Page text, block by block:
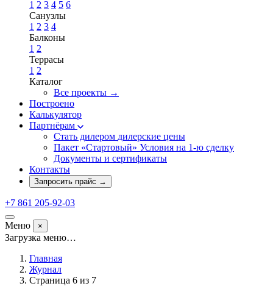
1 2 3 4 5 6
Санузлы
1 2 3 4
Балконы
1 2
Террасы
1 2
Каталог
Все проекты →
Построено
Калькулятор
Партнёрам
Стать дилером дилерские цены
Пакет «Стартовый» Условия на 1-ю сделку
Документы и сертификаты
Контакты
Запросить прайс →
+7 861 205-92-03
Меню ×
Загрузка меню…
Главная
Журнал
Страница 6 из 7